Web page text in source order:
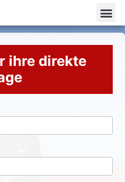
ihre direkte